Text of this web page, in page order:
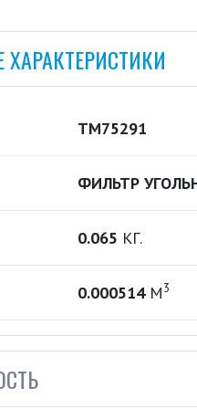
ХАРАКТЕРИСТИКИ
TM75291
ФИЛЬТР
0.065 КГ.
0.000514М3